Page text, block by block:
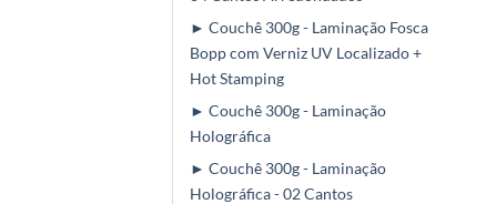
► Couchê 300g - Laminação Fosca
Bopp com Verniz UV Localizado +
Hot Stamping
► Couchê 300g - Laminação
Holográfica
► Couchê 300g - Laminação
Holográfica - 02 Cantos